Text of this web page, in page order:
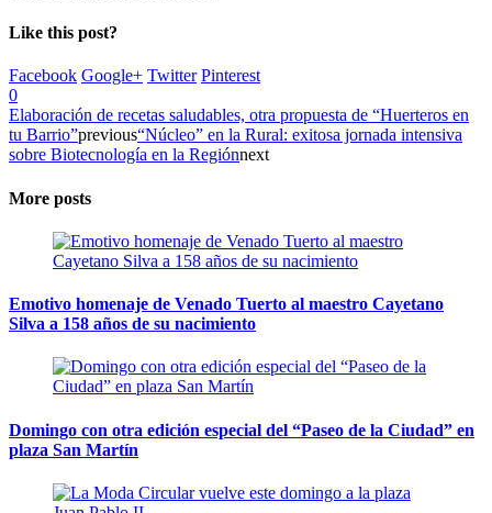
Like this post?
Facebook Google+ Twitter Pinterest
0
Elaboración de recetas saludables, otra propuesta de “Huerteros en
tu Barrio”previous“Núcleo” en la Rural: exitosa jornada intensiva
sobre Biotecnología en la Regiónnext
More posts
Emotivo homenaje de Venado Tuerto al maestro Cayetano
Silva a 158 años de su nacimiento
Domingo con otra edición especial del “Paseo de la Ciudad” en
plaza San Martín